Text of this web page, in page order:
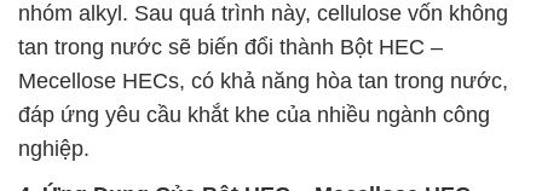
nhóm alkyl. Sau quá trình này, cellulose vốn không
tan trong nước sẽ biến đổi thành Bột HEC –
Mecellose HECs, có khả năng hòa tan trong nước,
đáp ứng yêu cầu khắt khe của nhiều ngành công
nghiệp.